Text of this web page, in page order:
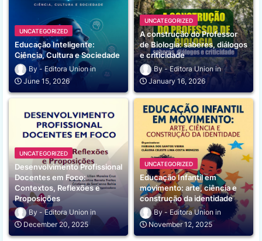
UNCATEGORIZED
Educação Inteligente:
Ciência, Cultura e Sociedade
Editora Union
June 15, 2026
UNCATEGORIZED
A construção do Professor
de Biologia: saberes, diálogos
e criticidade
Editora Union
January 16, 2026
UNCATEGORIZED
Desenvolvimento Profissional
Docentes em Foco:
Contextos, Reflexões e
Proposições
Editora Union
December 20, 2025
UNCATEGORIZED
Educação Infantil em
movimento: arte, ciência e
construção da identidade
Editora Union
November 12, 2025